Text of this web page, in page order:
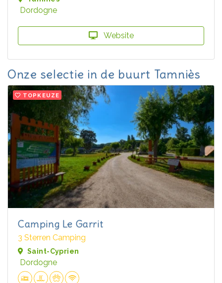
Dordogne
Website
Onze selectie in de buurt Tamniès
TOPKEUZE
Camping Le Garrit
3 Sterren Camping
Saint-Cyprien
Dordogne